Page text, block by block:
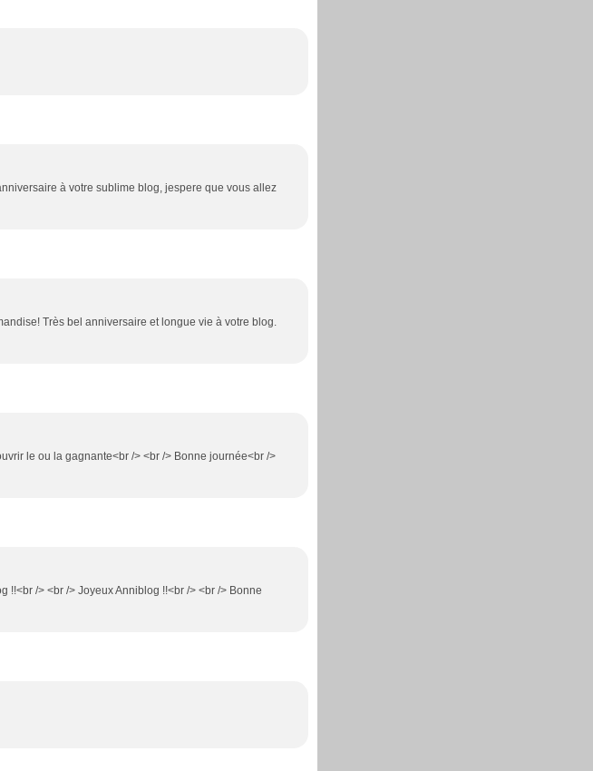
à votre sublime blog, jespere que vous allez
Très bel anniversaire et longue vie à votre blog.
le ou la gagnante<br /> <br /> Bonne journée<br />
!!<br /> <br /> Joyeux Anniblog !!<br /> <br /> Bonne